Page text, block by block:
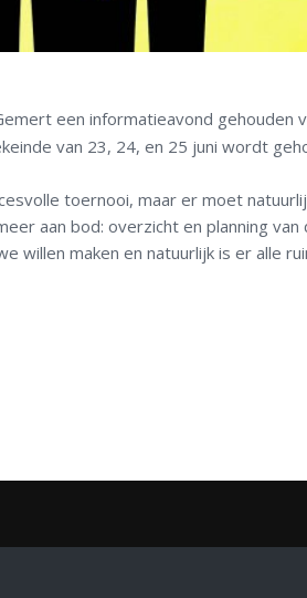
een informatieavond gehouden
van 23, 24, en 25 juni wordt
toernooi, maar er moet
aan bod: overzicht en planning van
willen maken en natuurlijk is er alle